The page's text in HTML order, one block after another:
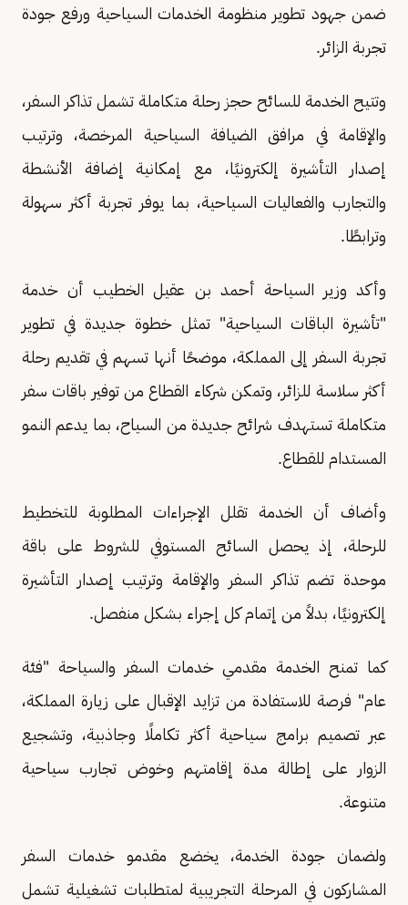
ضمن جهود تطوير منظومة الخدمات السياحية ورفع جودة
تجربة الزائر.
وتتيح الخدمة للسائح حجز رحلة متكاملة تشمل تذاكر السفر،
والإقامة في مرافق الضيافة السياحية المرخصة، وترتيب
إصدار التأشيرة إلكترونيًا، مع إمكانية إضافة الأنشطة
والتجارب والفعاليات السياحية، بما يوفر تجربة أكثر سهولة
وترابطًا.
وأكد وزير السياحة أحمد بن عقيل الخطيب أن خدمة
"تأشيرة الباقات السياحية" تمثل خطوة جديدة في تطوير
تجربة السفر إلى المملكة، موضحًا أنها تسهم في تقديم رحلة
أكثر سلاسة للزائر، وتمكن شركاء القطاع من توفير باقات سفر
متكاملة تستهدف شرائح جديدة من السياح، بما يدعم النمو
المستدام للقطاع.
وأضاف أن الخدمة تقلل الإجراءات المطلوبة للتخطيط
للرحلة، إذ يحصل السائح المستوفي للشروط على باقة
موحدة تضم تذاكر السفر والإقامة وترتيب إصدار التأشيرة
إلكترونيًا، بدلاً من إتمام كل إجراء بشكل منفصل.
كما تمنح الخدمة مقدمي خدمات السفر والسياحة "فئة
عام" فرصة للاستفادة من تزايد الإقبال على زيارة المملكة،
عبر تصميم برامج سياحية أكثر تكاملًا وجاذبية، وتشجيع
الزوار على إطالة مدة إقامتهم وخوض تجارب سياحية
متنوعة.
ولضمان جودة الخدمة، يخضع مقدمو خدمات السفر
المشاركون في المرحلة التجريبية لمتطلبات تشغيلية تشمل